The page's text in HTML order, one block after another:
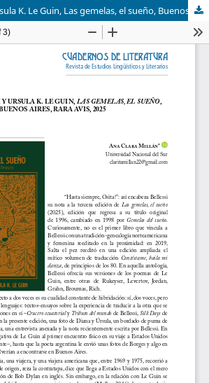
Diana Bellessi y Ursula K. Le Guin, Las gemelas, el sueño, Buenos Aires, Rara Avis, 2025